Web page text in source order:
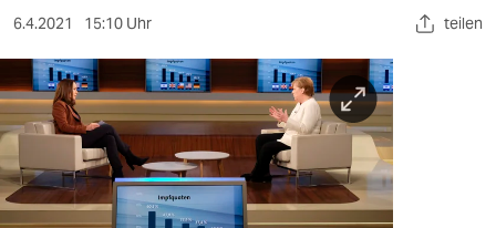
nord
wahrheit
verlag
verlag
6.4.2021 15:10 Uhr teilen